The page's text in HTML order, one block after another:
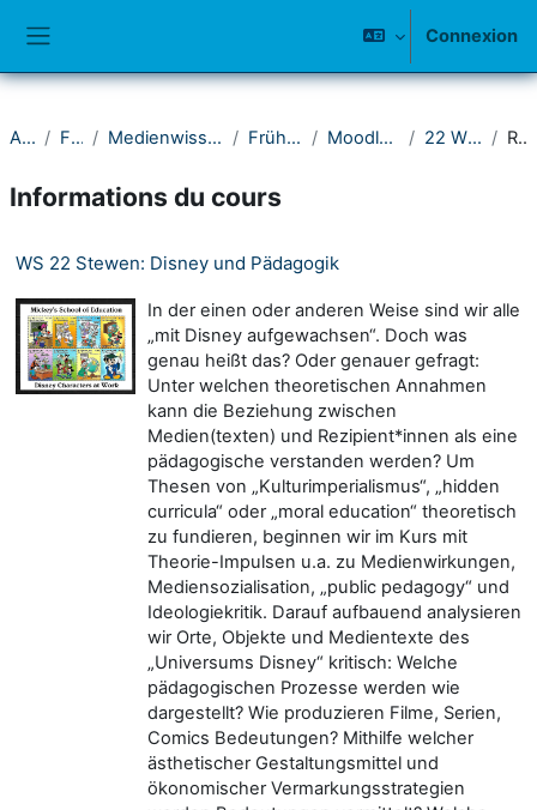
Connexion
Accueil Fakultät I Medienwissenschaftliches Seminar Frühere Semester Moodle-Kurse ab 2021 22 Wintersemester Résumé
Informations du cours
WS 22 Stewen: Disney und Pädagogik
In der einen oder anderen Weise sind wir alle
„mit Disney aufgewachsen“. Doch was
genau heißt das? Oder genauer gefragt:
Unter welchen theoretischen Annahmen
kann die Beziehung zwischen
Medien(texten) und Rezipient*innen als eine
pädagogische verstanden werden? Um
Thesen von „Kulturimperialismus“, „hidden
curricula“ oder „moral education“ theoretisch
zu fundieren, beginnen wir im Kurs mit
Theorie-Impulsen u.a. zu Medienwirkungen,
Mediensozialisation, „public pedagogy“ und
Ideologiekritik. Darauf aufbauend analysieren
wir Orte, Objekte und Medientexte des
„Universums Disney“ kritisch: Welche
pädagogischen Prozesse werden wie
dargestellt? Wie produzieren Filme, Serien,
Comics Bedeutungen? Mithilfe welcher
ästhetischer Gestaltungsmittel und
ökonomischer Vermarkungsstrategien